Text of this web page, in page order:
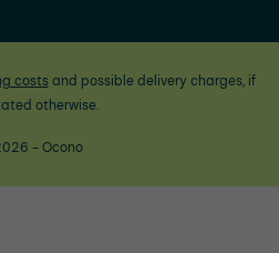
costsand possible delivery charges, if
otherwise.
- Ocono